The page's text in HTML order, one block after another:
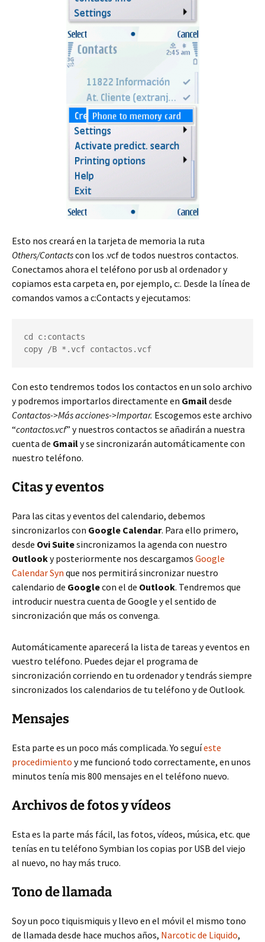
Esto nos creará en la tarjeta de memoria la ruta
Others/Contactscon los .vcf de todos nuestros contactos.
Conectamos ahora el teléfono por usb al ordenador y
copiamos esta carpeta en, por ejemplo, c:. Desde la línea de
comandos vamos a c:Contacts y ejecutamos:
cd c:contacts
copy /B *.vcf contactos.vcf
Con esto tendremos todos los contactos en un solo archivo
y podremos importarlos directamente en Gmaildesde
Contactos->Más acciones->Importar. Escogemos este archivo
“contactos.vcf” y nuestros contactos se añadirán a nuestra
cuenta de Gmaily se sincronizarán automáticamente con
nuestro teléfono.
Citas y eventos
Para las citas y eventos del calendario, debemos
sincronizarlos con Google Calendar. Para ello primero,
desde Ovi Suitesincronizamos la agenda con nuestro
Outlooky posteriormente nos descargamos Google
Calendar Syn que nos permitirá sincronizar nuestro
calendario de Googlecon el de Outlook. Tendremos que
introducir nuestra cuenta de Google y el sentido de
sincronización que más os convenga.
Automáticamente aparecerá la lista de tareas y eventos en
vuestro teléfono. Puedes dejar el programa de
sincronización corriendo en tu ordenador y tendrás siempre
sincronizados los calendarios de tu teléfono y de Outlook.
Mensajes
Esta parte es un poco más complicada. Yo seguíeste
procedimiento y me funcionó todo correctamente, en unos
minutos tenía mis 800 mensajes en el teléfono nuevo.
Archivos de fotos y vídeos
Esta es la parte más fácil, las fotos, vídeos, música, etc. que
tenías en tu teléfono Symbian los copias por USB del viejo
al nuevo, no hay más truco.
Tono de llamada
Soy un poco tiquismiquis y llevo en el móvil el mismo tono
de llamada desde hace muchos años, Narcotic de Liquido,